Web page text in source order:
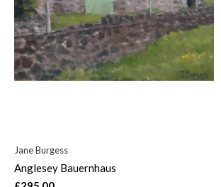
Jane Burgess
Anglesey Bauernhaus